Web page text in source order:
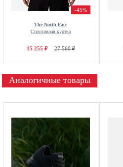
-45%
The North Face
Спортивная куртка
15 255 ₽ 27 560 ₽
Аналогичные товары